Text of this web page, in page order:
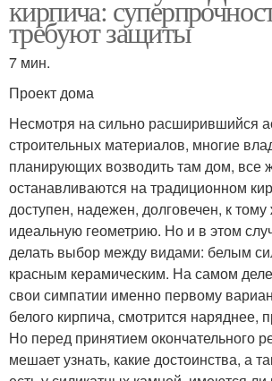
кирпича:
требуют защиты
7 мин.
Проект дома
Несмотря на сильно расширившийся
строительных материалов, многие
планирующих возводить там дом, все
останавливаются на традиционном
доступен, надежен, долговечен, к
идеальную геометрию. Но и в этом
делать выбор между видами: белым
красным керамическим. На самом
свои симпатии именно первому
белого кирпича, смотрится наряднее,
Но перед принятием окончательного
мешает узнать, какие достоинства, а